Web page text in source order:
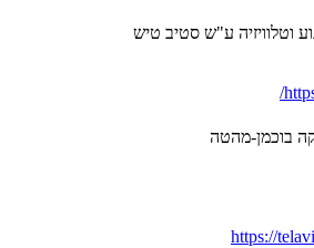
וטלוויזיה ע"ש סטיב טיש
בוכמן-מהטה
https://